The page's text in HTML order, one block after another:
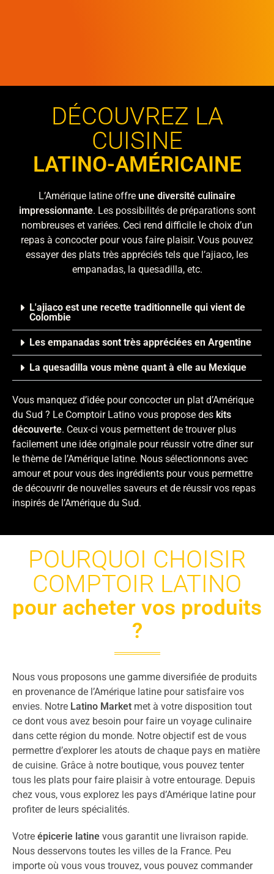
DÉCOUVREZ LA
CUISINE
LATINO-AMÉRICAINE
L’Amérique latine offre une diversité culinaire
impressionnante. Les possibilités de préparations sont
nombreuses et variées. Ceci rend difficile le choix d’un
repas à concocter pour vous faire plaisir. Vous pouvez
essayer des plats très appréciés tels que l’ajiaco, les
empanadas, la quesadilla, etc.
L'ajiaco est une recette traditionnelle qui vient de
Colombie
Les empanadas sont très appréciées en Argentine
La quesadilla vous mène quant à elle au Mexique
Vous manquez d’idée pour concocter un plat d’Amérique
du Sud ? Le Comptoir Latino vous propose des kits
découverte. Ceux-ci vous permettent de trouver plus
facilement une idée originale pour réussir votre dîner sur
le thème de l’Amérique latine. Nous sélectionnons avec
amour et pour vous des ingrédients pour vous permettre
de découvrir de nouvelles saveurs et de réussir vos repas
inspirés de l’Amérique du Sud.
POURQUOI CHOISIR
COMPTOIR LATINO
pour acheter vos produits
?
Nous vous proposons une gamme diversifiée de produits
en provenance de l’Amérique latine pour satisfaire vos
envies. Notre Latino Market met à votre disposition tout
ce dont vous avez besoin pour faire un voyage culinaire
dans cette région du monde. Notre objectif est de vous
permettre d’explorer les atouts de chaque pays en matière
de cuisine. Grâce à notre boutique, vous pouvez tenter
tous les plats pour faire plaisir à votre entourage. Depuis
chez vous, vous explorez les pays d’Amérique latine pour
profiter de leurs spécialités.
Votre épicerie latine vous garantit une livraison rapide.
Nous desservons toutes les villes de la France. Peu
importe où vous vous trouvez, vous pouvez commander